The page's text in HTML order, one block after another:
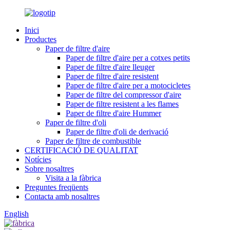
Inici
Productes
Paper de filtre d'aire
Paper de filtre d'aire per a cotxes petits
Paper de filtre d'aire lleuger
Paper de filtre d'aire resistent
Paper de filtre d'aire per a motocicletes
Paper de filtre del compressor d'aire
Paper de filtre resistent a les flames
Paper de filtre d'aire Hummer
Paper de filtre d'oli
Paper de filtre d'oli de derivació
Paper de filtre de combustible
CERTIFICACIÓ DE QUALITAT
Notícies
Sobre nosaltres
Visita a la fàbrica
Preguntes freqüents
Contacta amb nosaltres
English